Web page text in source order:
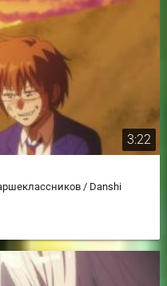
3:22
/ Danshi